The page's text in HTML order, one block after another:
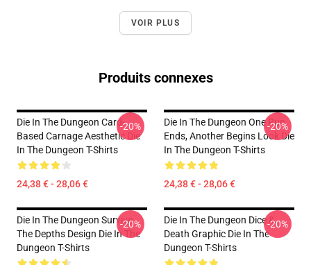
VOIR PLUS
Produits connexes
Die In The Dungeon Card-
Based Carnage Aesthetic Die
In The Dungeon T-Shirts
24,38 € - 28,06 €
-20%
Die In The Dungeon One Run
Ends, Another Begins Look Die
In The Dungeon T-Shirts
24,38 € - 28,06 €
-20%
Die In The Dungeon Survive
The Depths Design Die In The
Dungeon T-Shirts
-20%
Die In The Dungeon Dice &
Death Graphic Die In The
Dungeon T-Shirts
-20%